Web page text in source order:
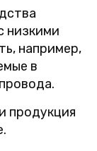
низкими
например,
в
продукция